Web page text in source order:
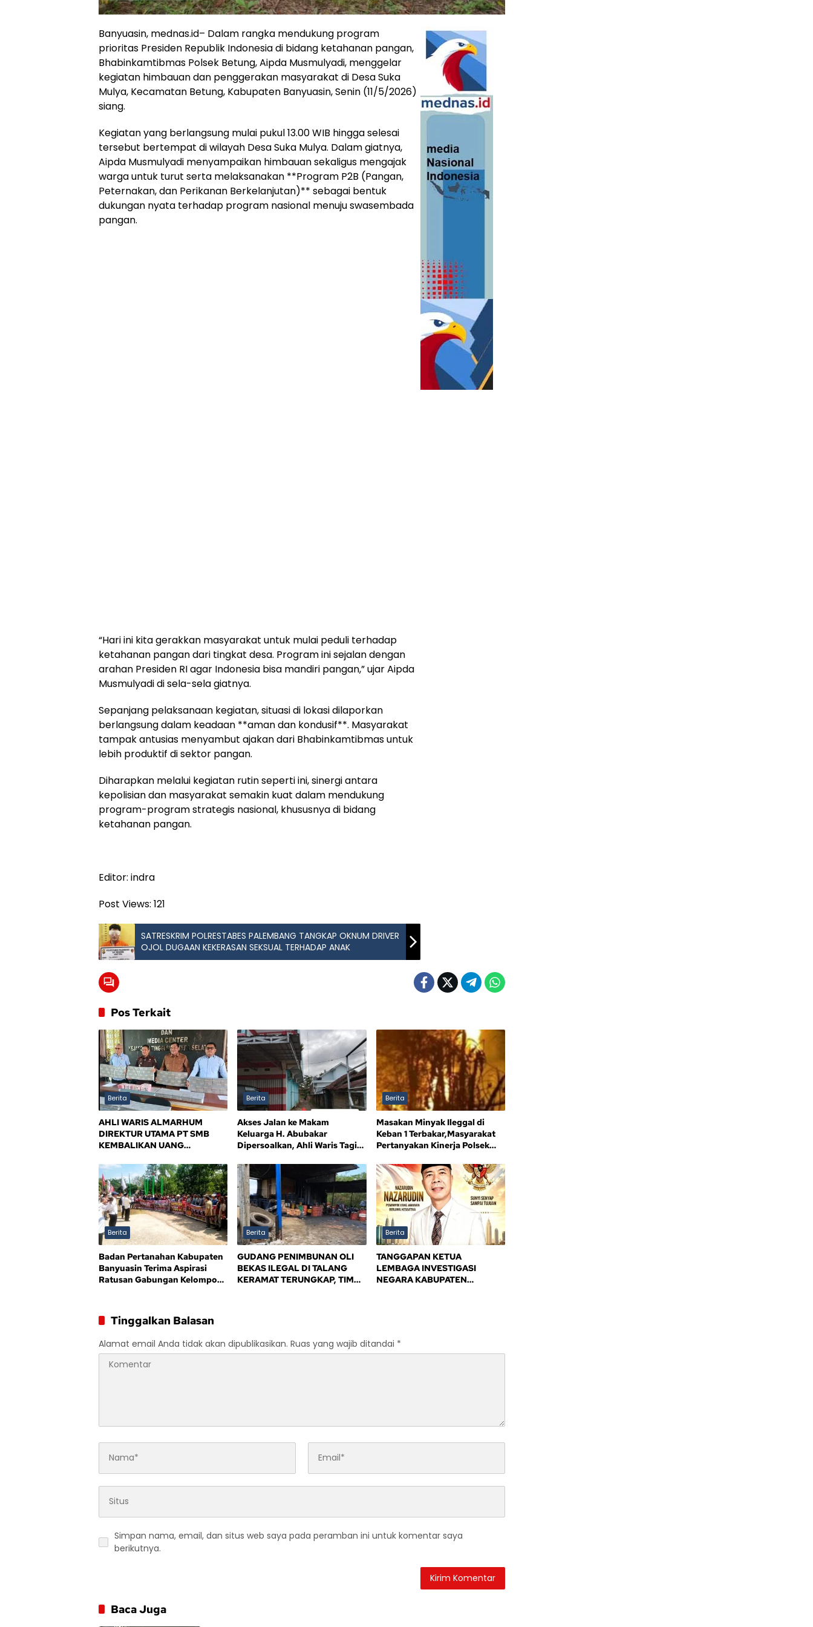
Banyuasin, mednas.id– Dalam rangka mendukung program
prioritas Presiden Republik Indonesia di bidang ketahanan pangan,
Bhabinkamtibmas Polsek Betung, Aipda Musmulyadi, menggelar
kegiatan himbauan dan penggerakan masyarakat di Desa Suka
Mulya, Kecamatan Betung, Kabupaten Banyuasin, Senin (11/5/2026)
siang.
Kegiatan yang berlangsung mulai pukul 13.00 WIB hingga selesai
tersebut bertempat di wilayah Desa Suka Mulya. Dalam giatnya,
Aipda Musmulyadi menyampaikan himbauan sekaligus mengajak
warga untuk turut serta melaksanakan **Program P2B (Pangan,
Peternakan, dan Perikanan Berkelanjutan)** sebagai bentuk
dukungan nyata terhadap program nasional menuju swasembada
pangan.
“Hari ini kita gerakkan masyarakat untuk mulai peduli terhadap
ketahanan pangan dari tingkat desa. Program ini sejalan dengan
arahan Presiden RI agar Indonesia bisa mandiri pangan,” ujar Aipda
Musmulyadi di sela-sela giatnya.
Sepanjang pelaksanaan kegiatan, situasi di lokasi dilaporkan
berlangsung dalam keadaan **aman dan kondusif**. Masyarakat
tampak antusias menyambut ajakan dari Bhabinkamtibmas untuk
lebih produktif di sektor pangan.
Diharapkan melalui kegiatan rutin seperti ini, sinergi antara
kepolisian dan masyarakat semakin kuat dalam mendukung
program-program strategis nasional, khususnya di bidang
ketahanan pangan.
Editor: indra
Post Views: 121
SATRESKRIM POLRESTABES PALEMBANG TANGKAP OKNUM DRIVER
OJOL DUGAAN KEKERASAN SEKSUAL TERHADAP ANAK
Pos Terkait
Berita
AHLI WARIS ALMARHUM
DIREKTUR UTAMA PT SMB
KEMBALIKAN UANG
MILIAR, SISA Rp116,7 MILIAR
DIJANJI LUNAS 12 BULAN
Berita
Akses Jalan ke Makam
Keluarga H. Abubakar
Dipersoalkan, Ahli Waris Tagih
Berita
Masakan Minyak Ileggal di
Keban 1 Terbakar,Masyarakat
Pertanyakan Kinerja Polsek
Berita
Badan Pertanahan Kabupaten
Banyuasin Terima Aspirasi
Ratusan Gabungan Kelompok
Berita
GUDANG PENIMBUNAN OLI
BEKAS ILEGAL DI TALANG
KERAMAT TERUNGKAP, TIM
Berita
TANGGAPAN KETUA
LEMBAGA INVESTIGASI
NEGARA KABUPATEN
Tinggalkan Balasan
Alamat email Anda tidak akan dipublikasikan. Ruas yang wajib ditandai *
Simpan nama, email, dan situs web saya pada peramban ini untuk komentar saya
berikutnya.
Baca Juga